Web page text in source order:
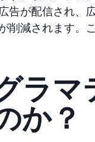
告が配信され、
削減されます。
ラマ
か？